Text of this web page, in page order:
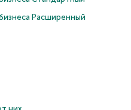
Расширенный